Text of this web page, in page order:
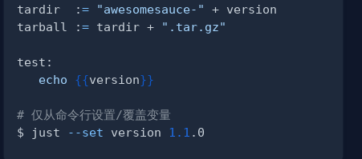
tardir  := "awesomesauce-"
tarball := tardir + ".tar.gz"
echo
{{version}}
# 仅从命令行设置/覆盖变量
$ just
--set version 1.1